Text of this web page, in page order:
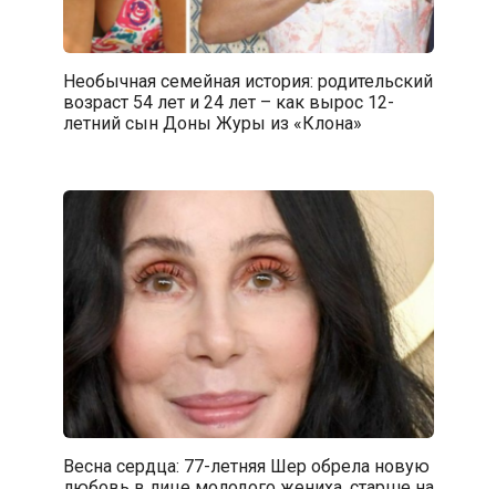
Необычная семейная история: родительский
возраст 54 лет и 24 лет – как вырос 12-
летний сын Доны Журы из «Клона»
Весна сердца: 77-летняя Шер обрела новую